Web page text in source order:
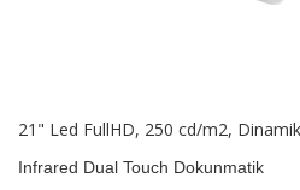
21" Led FullHD, 250 cd/m2,
Infrared Dual Touch Dokunmatik